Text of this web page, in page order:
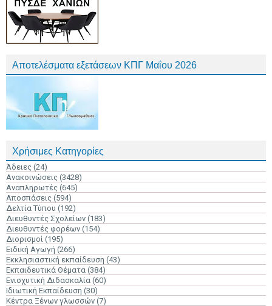
Αποτελέσματα εξετάσεων ΚΠΓ Μαΐου 2026
Χρήσιμες Κατηγορίες
Άδειες (24)
Ανακοινώσεις (3428)
Αναπληρωτές (645)
Αποσπάσεις (594)
Δελτία Τύπου (192)
Διευθυντές Σχολείων (183)
Διευθυντές φορέων (154)
Διορισμοί (195)
Ειδική Αγωγή (266)
Εκκλησιαστική εκπαίδευση (43)
Εκπαιδευτικά Θέματα (384)
Ενισχυτική Διδασκαλία (60)
Ιδιωτική Εκπαίδευση (30)
Κέντρα Ξένων γλωσσών (7)